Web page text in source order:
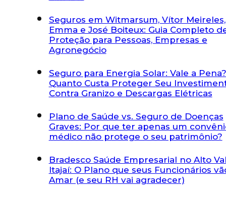
Seguros em Witmarsum, Vítor
Emma e José Boiteux: Guia Completo
Proteção para Pessoas, Empresas e
Agronegócio
Seguro para Energia Solar: Vale a
Quanto Custa Proteger Seu
Contra Granizo e Descargas Elétricas
Plano de Saúde vs. Seguro de Doenças
Graves: Por que ter apenas um
médico não protege o seu patrimônio?
Bradesco Saúde Empresarial no Alto
Itajaí: O Plano que seus Funcionários
Amar (e seu RH vai agradecer)